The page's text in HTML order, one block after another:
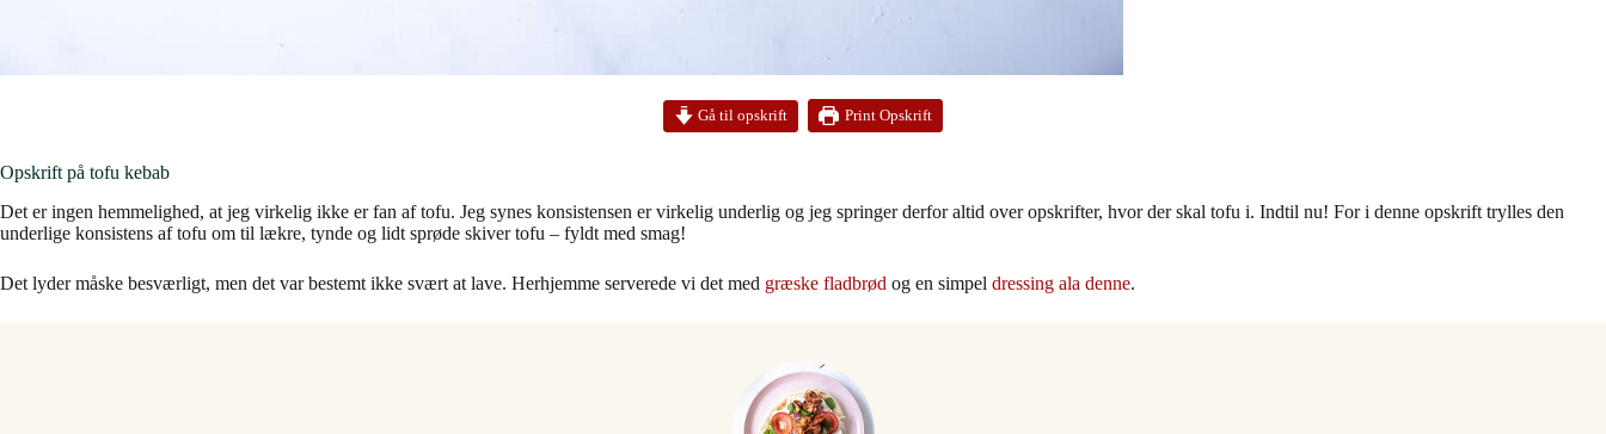
Gå til opskrift Print Opskrift
Opskrift på tofu kebab
Det er ingen hemmelighed, at jeg virkelig ikke er fan af tofu. Jeg synes konsistensen er virkelig underlig og jeg springer derfor altid over opskrifter, hvor der skal tofu i. Indtil nu! For i denne opskrift trylles den
underlige konsistens af tofu om til lækre, tynde og lidt sprøde skiver tofu – fyldt med smag!
Det lyder måske besværligt, men det var bestemt ikke svært at lave. Herhjemme serverede vi det med græske fladbrød og en simpel dressing ala denne.